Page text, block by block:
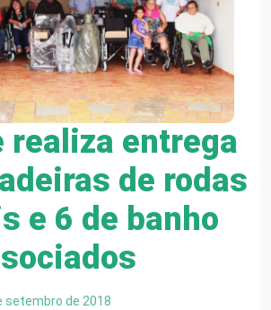
realiza entrega
de rodas
e 6 de banho
setembro de 2018